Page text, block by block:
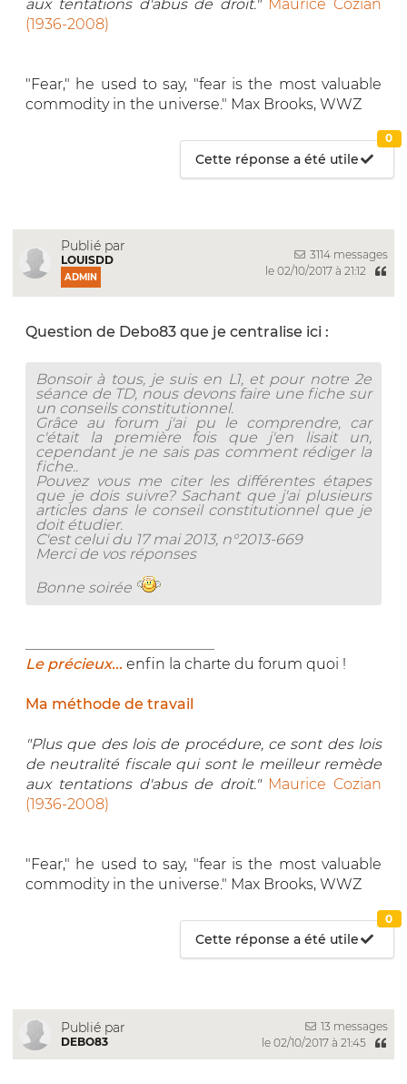
aux tentations d'abus de droit." Maurice Cozian
(1936-2008)
"Fear," he used to say, "fear is the most valuable
commodity in the universe." Max Brooks, WWZ
Cette réponse a été utile
0
Publié par
LOUISDD
ADMIN
3114 messages
le 02/10/2017 à 21:12
Question de Debo83 que je centralise ici :
Bonsoir à tous, je suis en L1, et pour notre 2e
séance de TD, nous devons faire une fiche sur
un conseils constitutionnel.
Grâce au forum j'ai pu le comprendre, car
c'était la première fois que j'en lisait un,
cependant je ne sais pas comment rédiger la
fiche..
Pouvez vous me citer les différentes étapes
que je dois suivre? Sachant que j'ai plusieurs
articles dans le conseil constitutionnel que je
doit étudier.
C'est celui du 17 mai 2013, n°2013-669
Merci de vos réponses
Bonne soirée
Le précieux... enfin la charte du forum quoi !
Ma méthode de travail
"Plus que des lois de procédure, ce sont des lois
de neutralité fiscale qui sont le meilleur remède
aux tentations d'abus de droit." Maurice Cozian
(1936-2008)
"Fear," he used to say, "fear is the most valuable
commodity in the universe." Max Brooks, WWZ
Cette réponse a été utile
0
Publié par
DEBO83
13 messages
le 02/10/2017 à 21:45